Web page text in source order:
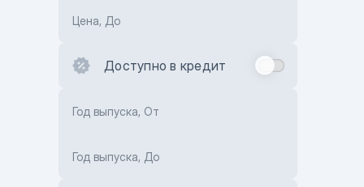
Цена, До
Доступно в кредит
Год выпуска, От
Год выпуска, До